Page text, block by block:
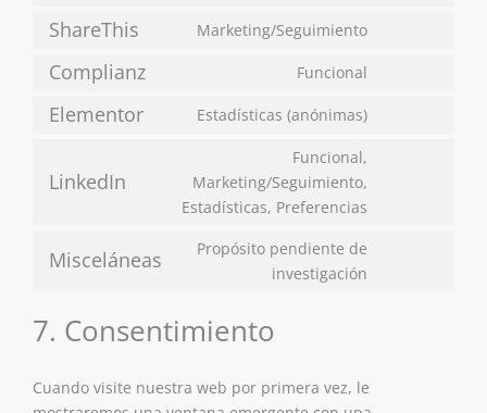
ShareThis Marketing/Seguimiento
Complianz Funcional
Elementor Estadísticas (anónimas)
LinkedIn
Funcional,
Marketing/Seguimiento,
Estadísticas, Preferencias
Misceláneas
Propósito pendiente de
investigación
7. Consentimiento
Cuando visite nuestra web por primera vez, le